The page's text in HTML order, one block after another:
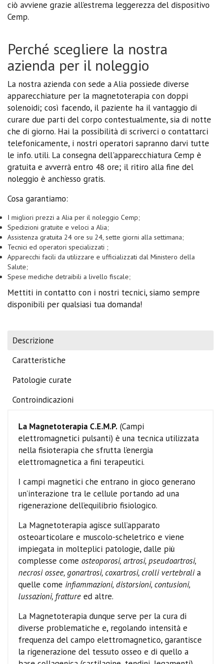
ciò avviene grazie all’estrema leggerezza del dispositivo
Cemp.
Perché scegliere la nostra
azienda per il noleggio
La nostra azienda con sede a Alia possiede diverse
apparecchiature per la magnetoterapia con doppi
solenoidi; così facendo, il paziente ha il vantaggio di
curare due parti del corpo contestualmente, sia di notte
che di giorno. Hai la possibilità di scriverci o contattarci
telefonicamente, i nostri operatori sapranno darvi tutte
le info. utili. La consegna dell'apparecchiatura Cemp è
gratuita e avverrà entro 48 ore; il ritiro alla fine del
noleggio è anch’esso gratis.
Cosa garantiamo:
I migliori prezzi a Alia per il noleggio Cemp;
Spedizioni gratuite e veloci a Alia;
Assistenza gratuita 24 ore su 24, sette giorni alla settimana;
Tecnici ed operatori specializzati ;
Apparecchi facili da utilizzare e ufficializzati dal Ministero della
Salute;
Spese mediche detraibili a livello fiscale;
Mettiti in contatto con i nostri tecnici, siamo sempre
disponibili per qualsiasi tua domanda!
Descrizione
Caratteristiche
Patologie curate
Controindicazioni
La Magnetoterapia C.E.M.P. (Campi
elettromagnetici pulsanti) è una tecnica utilizzata
nella fisioterapia che sfrutta l’energia
elettromagnetica a fini terapeutici.
I campi magnetici che entrano in gioco generano
un’interazione tra le cellule portando ad una
rigenerazione dell’equilibrio fisiologico.
La Magnetoterapia agisce sull’apparato
osteoarticolare e muscolo-scheletrico e viene
impiegata in molteplici patologie, dalle più
complesse come osteoporosi, artrosi, pseudoartrosi,
necrosi ossee, gonartrosi, coxartrosi, crolli vertebralia
quelle come infiammazioni, distorsioni, contusioni,
lussazioni, fratture ed altre.
La Magnetoterapia dunque serve per la cura di
diverse problematiche e, regolando intensità e
frequenza del campo elettromagnetico, garantisce
la rigenerazione del tessuto osseo e di quello a